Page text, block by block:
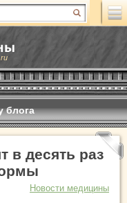
блога
в десять раз
Новости медицины